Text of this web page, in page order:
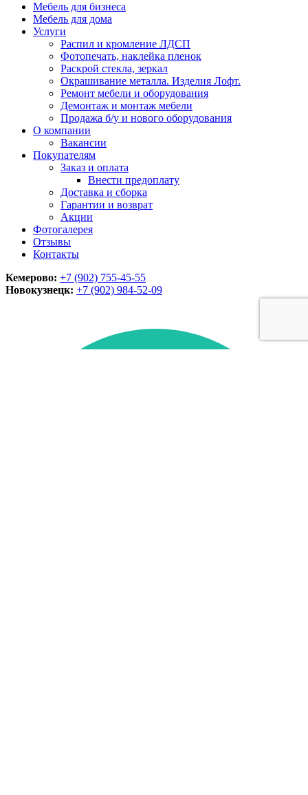
Мебель для бизнеса
Мебель для дома
Услуги
Распил и кромление ЛДСП
Фотопечать, наклейка пленок
Раскрой стекла, зеркал
Окрашивание металла. Изделия Лофт.
Ремонт мебели и оборудования
Демонтаж и монтаж мебели
Продажа б/у и нового оборудования
О компании
Вакансии
Покупателям
Заказ и оплата
Внести предоплату
Доставка и сборка
Гарантии и возврат
Акции
Фотогалерея
Отзывы
Контакты
Кемерово: +7 (902) 755-45-55
Новокузнецк: +7 (902) 984-52-09